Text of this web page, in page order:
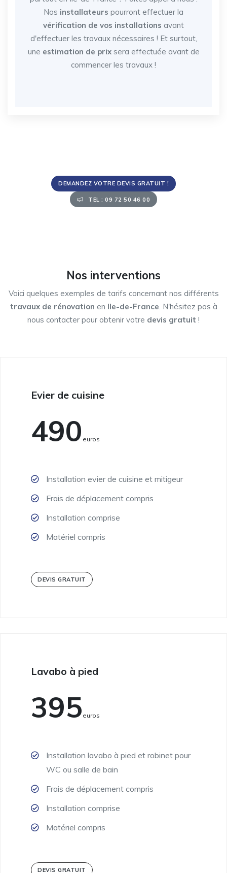
Nos installateurs pourront effectuer la
vérification de vos installations avant
d'effectuer les travaux nécessaires ! Et surtout,
une estimation de prixsera effectuée avant de
commencer les travaux !
DEMANDEZ VOTRE DEVIS GRATUIT !
TEL : 09 72 50 46 00
Nos interventions
Voici quelques exemples de tarifs concernant nos différents
travaux de rénovation en Ile-de-France. N'hésitez pas à
nous contacter pour obtenir votre devis gratuit !
Evier de cuisine
490 Euros
Installation evier de cuisine et mitigeur
Frais de déplacement compris
Installation comprise
Matériel compris
DEVIS GRATUIT
Lavabo à pied
395 Euros
Installation lavabo à pied et robinet pour
WC ou salle de bain
Frais de déplacement compris
Installation comprise
Matériel compris
DEVIS GRATUIT